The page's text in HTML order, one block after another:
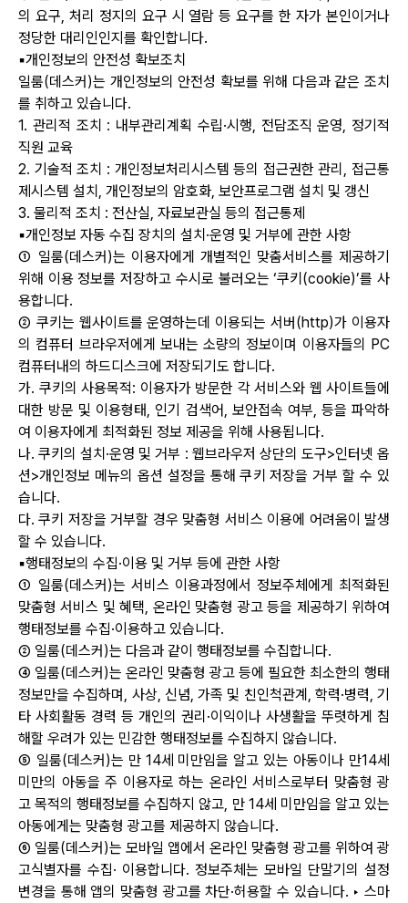
의 요구, 처리 정지의 요구 시 열람 등 요구를 한 자가 본인이거나
정당한 대리인인지를 확인합니다.
▪개인정보의 안전성 확보조치
일룸(데스커)는 개인정보의 안전성 확보를 위해 다음과 같은 조치
를 취하고 있습니다.
1. 관리적 조치 : 내부관리계획 수립·시행, 전담조직 운영, 정기적
직원 교육
2. 기술적 조치 : 개인정보처리시스템 등의 접근권한 관리, 접근통
제시스템 설치, 개인정보의 암호화, 보안프로그램 설치 및 갱신
3. 물리적 조치 : 전산실, 자료보관실 등의 접근통제
▪개인정보 자동 수집 장치의 설치·운영 및 거부에 관한 사항
① 일룸(데스커)는 이용자에게 개별적인 맞춤서비스를 제공하기
위해 이용 정보를 저장하고 수시로 불러오는 ‘쿠키(cookie)’를 사
용합니다.
② 쿠키는 웹사이트를 운영하는데 이용되는 서버(http)가 이용자
의 컴퓨터 브라우저에게 보내는 소량의 정보이며 이용자들의 PC
컴퓨터내의 하드디스크에 저장되기도 합니다.
가. 쿠키의 사용목적: 이용자가 방문한 각 서비스와 웹 사이트들에
대한 방문 및 이용형태, 인기 검색어, 보안접속 여부, 등을 파악하
여 이용자에게 최적화된 정보 제공을 위해 사용됩니다.
나. 쿠키의 설치·운영 및 거부 : 웹브라우저 상단의 도구>인터넷 옵
션>개인정보 메뉴의 옵션 설정을 통해 쿠키 저장을 거부 할 수 있
습니다.
다. 쿠키 저장을 거부할 경우 맞춤형 서비스 이용에 어려움이 발생
할 수 있습니다.
▪행태정보의 수집·이용 및 거부 등에 관한 사항
① 일룸(데스커)는 서비스 이용과정에서 정보주체에게 최적화된
맞춤형 서비스 및 혜택, 온라인 맞춤형 광고 등을 제공하기 위하여
행태정보를 수집·이용하고 있습니다.
② 일룸(데스커)는 다음과 같이 행태정보를 수집합니다.
④ 일룸(데스커)는 온라인 맞춤형 광고 등에 필요한 최소한의 행태
정보만을 수집하며, 사상, 신념, 가족 및 친인척관계, 학력·병력, 기
타 사회활동 경력 등 개인의 권리·이익이나 사생활을 뚜렷하게 침
해할 우려가 있는 민감한 행태정보를 수집하지 않습니다.
⑤ 일룸(데스커)는 만 14세 미만임을 알고 있는 아동이나 만14세
미만의 아동을 주 이용자로 하는 온라인 서비스로부터 맞춤형 광
고 목적의 행태정보를 수집하지 않고, 만 14세 미만임을 알고 있는
아동에게는 맞춤형 광고를 제공하지 않습니다.
⑥ 일룸(데스커)는 모바일 앱에서 온라인 맞춤형 광고를 위하여 광
고식별자를 수집· 이용합니다. 정보주체는 모바일 단말기의 설정
변경을 통해 앱의 맞춤형 광고를 차단·허용할 수 있습니다. ‣ 스마
회원가입